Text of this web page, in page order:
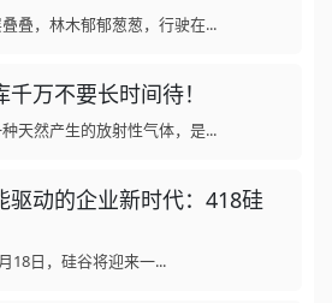
叠，林木郁郁葱葱，行驶在...
万不要长时间待！
然产生的放射性气体，是...
驱动的企业新时代：418硅
18日，硅谷将迎来一...